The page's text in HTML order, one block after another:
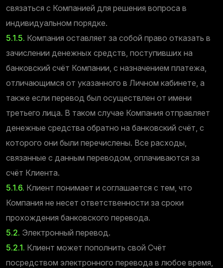
связаться с Компанией для решения вопроса в
индивидуальном порядке.
5.1.5. Компания оставляет за собой право отказать в
зачислении денежных средств, поступивших на
банковский счёт Компании, с назначением платежа,
отличающимся от указанного в Личном кабинете, а
также если перевод был осуществлен от имени
третьего лица. В таком случае Компания отправляет
денежные средства обратно на банковский счёт, с
которого они были перечислены. Все расходы,
связанные с данным переводом, оплачиваются за
счёт Клиента.
5.1.6. Клиент понимает и соглашается с тем, что
Компания не несет ответственности за сроки
прохождения банковского перевода.
5.2. Электронный перевод.
5.2.1. Клиент может пополнить свой Счёт
посредством электронного перевода в любое время,